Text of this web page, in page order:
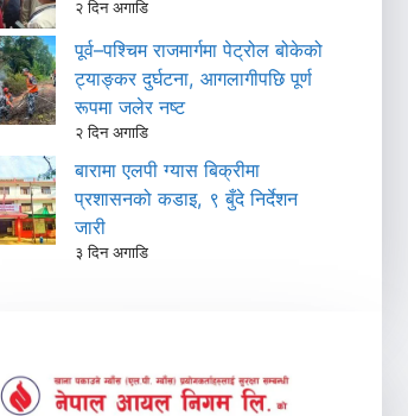
२ दिन अगाडि
पूर्व–पश्चिम राजमार्गमा पेट्रोल बोकेको
ट्याङ्कर दुर्घटना, आगलागीपछि पूर्ण
रूपमा जलेर नष्ट
२ दिन अगाडि
बारामा एलपी ग्यास बिक्रीमा
प्रशासनको कडाइ, ९ बुँदे निर्देशन
जारी
३ दिन अगाडि